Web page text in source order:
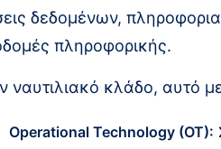
δεδομένων,
πληροφορικής.
ναυτιλιακό κλάδο, αυτό
Operational Technology (OT):